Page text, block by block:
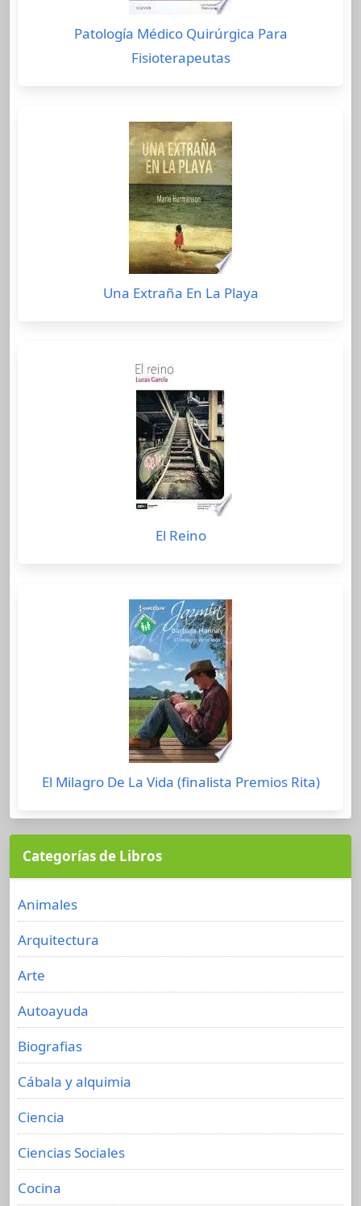
Patología Médico Quirúrgica Para
Fisioterapeutas
Una Extraña En La Playa
El Reino
El Milagro De La Vida (finalista Premios Rita)
Categorías de Libros
Animales
Arquitectura
Arte
Autoayuda
Biografias
Cábala y alquimia
Ciencia
Ciencias Sociales
Cocina